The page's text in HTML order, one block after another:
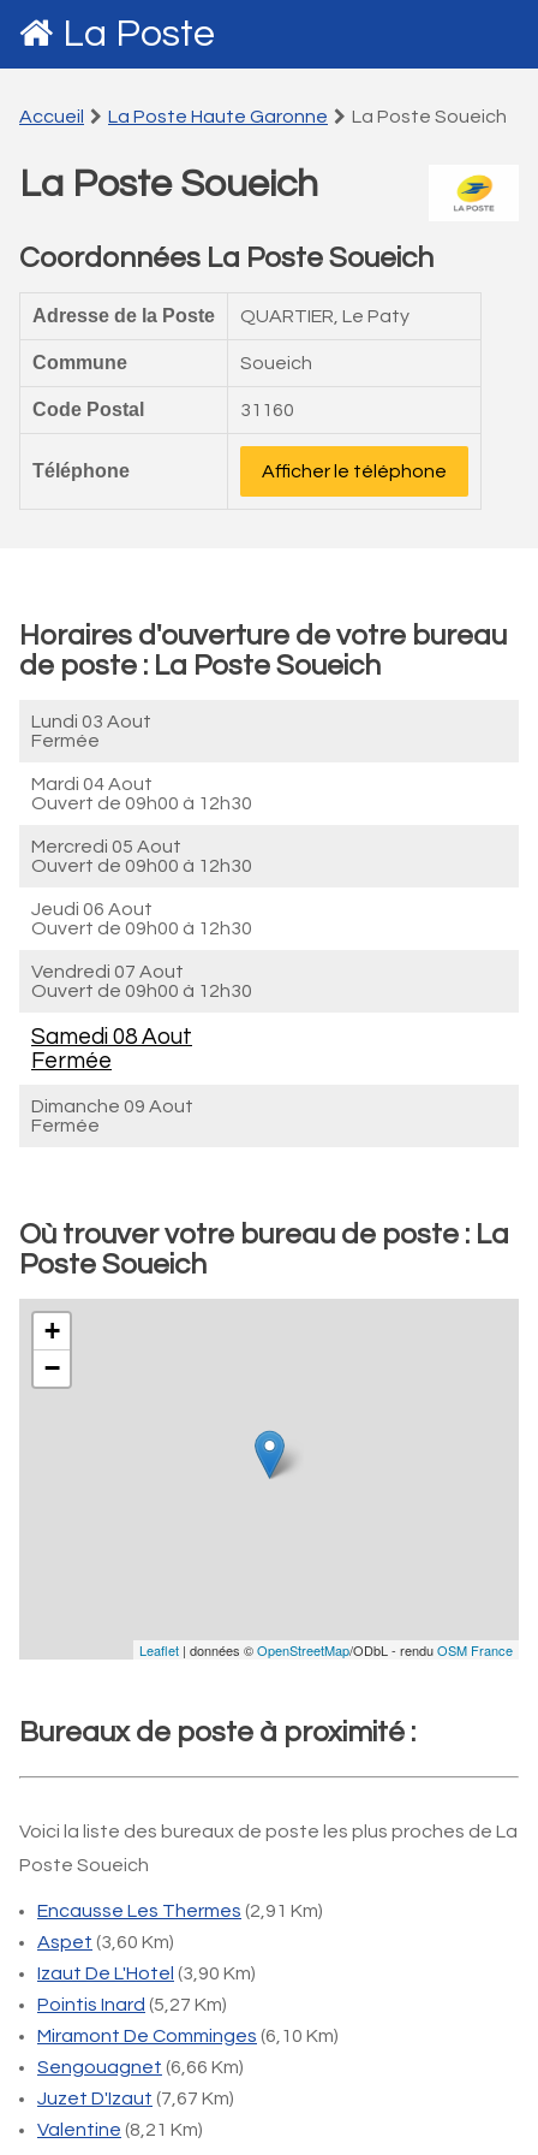
La Poste
Accueil La Poste Haute Garonne La Poste Soueich
La Poste Soueich
Coordonnées La Poste Soueich
Adresse de la Poste QUARTIER, Le Paty
Commune Soueich
Code Postal 31160
Téléphone Afficher le téléphone
Horaires d'ouverture de votre bureau
de poste : La Poste Soueich
Lundi 03 Aout
Fermée
Mardi 04 Aout
Ouvert de 09h00 à 12h30
Mercredi 05 Aout
Ouvert de 09h00 à 12h30
Jeudi 06 Aout
Ouvert de 09h00 à 12h30
Vendredi 07 Aout
Ouvert de 09h00 à 12h30
Samedi 08 Aout
Fermée
Dimanche 09 Aout
Fermée
Où trouver votre bureau de poste : La
Poste Soueich
+
−
Leaflet | données ©OpenStreetMap/ODbL - renduOSM France
Bureaux de poste à proximité :
Voici la liste des bureaux de poste les plus proches de La
Poste Soueich
Encausse Les Thermes (2,91 Km)
Aspet (3,60 Km)
Izaut De L'Hotel (3,90 Km)
Pointis Inard (5,27 Km)
Miramont De Comminges (6,10 Km)
Sengouagnet (6,66 Km)
Juzet D'Izaut (7,67 Km)
Valentine (8,21 Km)